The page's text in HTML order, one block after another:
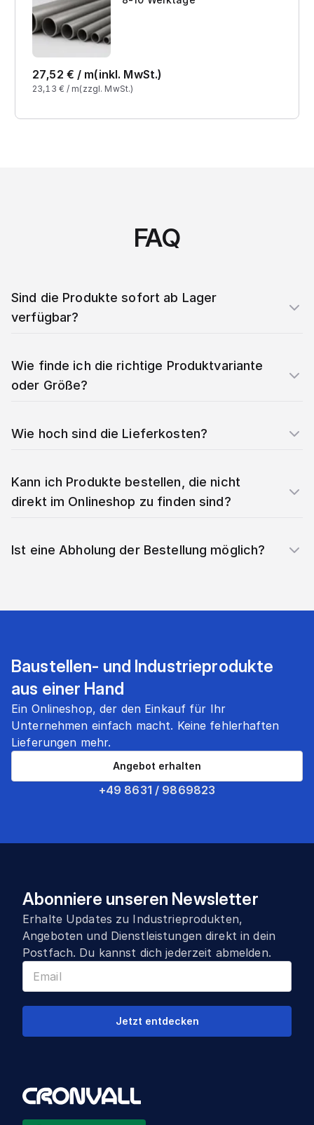
27,52 € / m(inkl. MwSt.)
23,13 € / m(zzgl. MwSt.)
FAQ
Sind die Produkte sofort ab Lager
verfügbar?
Wie finde ich die richtige Produktvariante
oder Größe?
Wie hoch sind die Lieferkosten?
Kann ich Produkte bestellen, die nicht
direkt im Onlineshop zu finden sind?
Ist eine Abholung der Bestellung möglich?
Baustellen- und Industrieprodukte
aus einer Hand
Ein Onlineshop, der den Einkauf für Ihr
Unternehmen einfach macht. Keine fehlerhaften
Lieferungen mehr.
+49 8631 / 9869823
Angebot erhalten
Abonniere unseren Newsletter
Erhalte Updates zu Industrieprodukten,
Angeboten und Dienstleistungen direkt in dein
Postfach. Du kannst dich jederzeit abmelden.
Jetzt entdecken